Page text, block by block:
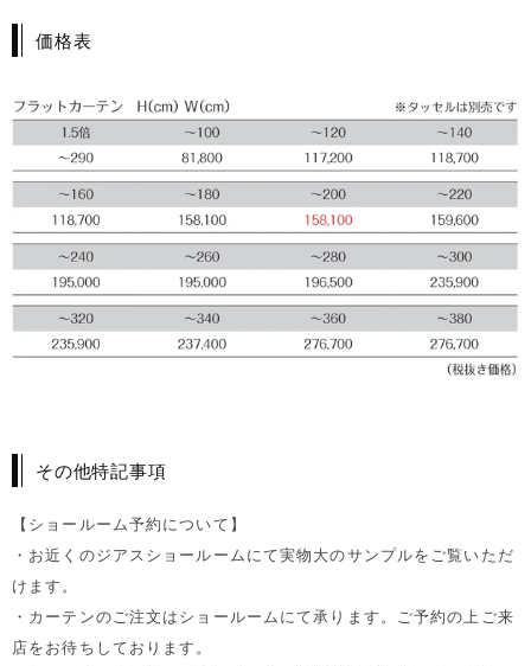
価格表
その他特記事項
【ショールーム予約について】
・お近くのジアスショールームにて実物大のサンプルをご覧いただ
けます。
・カーテンのご注文はショールームにて承ります。ご予約の上ご来
店をお待ちしております。